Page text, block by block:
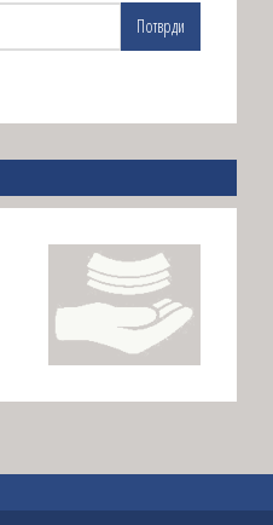
Потврди